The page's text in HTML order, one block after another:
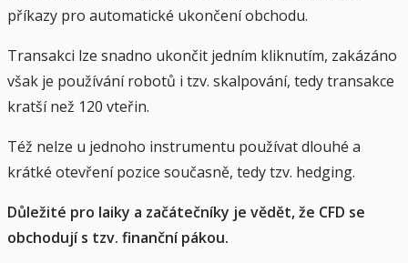
příkazy pro automatické ukončení obchodu.
Transakci lze snadno ukončit jedním kliknutím, zakázáno
však je používání robotů i tzv. skalpování, tedy transakce
kratší než 120 vteřin.
Též nelze u jednoho instrumentu používat dlouhé a
krátké otevření pozice současně, tedy tzv. hedging.
Důležité pro laiky a začátečníky je vědět, že CFD se
obchodují s tzv. finanční pákou.